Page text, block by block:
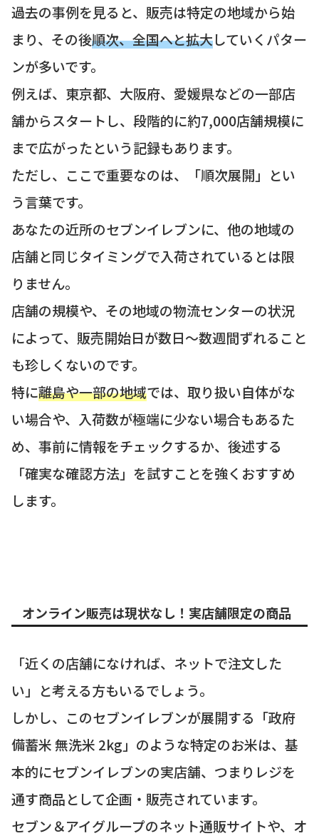
過去の事例を見ると、販売は特定の地域から始
まり、その後順次、全国へと拡大していくパター
ンが多いです。
例えば、東京都、大阪府、愛媛県などの一部店
舗からスタートし、段階的に約7,000店舗規模に
まで広がったという記録もあります。
ただし、ここで重要なのは、「順次展開」とい
う言葉です。
あなたの近所のセブンイレブンに、他の地域の
店舗と同じタイミングで入荷されているとは限
りません。
店舗の規模や、その地域の物流センターの状況
によって、販売開始日が数日～数週間ずれること
も珍しくないのです。
特に離島や一部の地域では、取り扱い自体がな
い場合や、入荷数が極端に少ない場合もあるた
め、事前に情報をチェックするか、後述する
「確実な確認方法」を試すことを強くおすすめ
します。
オンライン販売は現状なし！実店舗限定の商品
「近くの店舗になければ、ネットで注文した
い」と考える方もいるでしょう。
しかし、このセブンイレブンが展開する「政府
備蓄米 無洗米 2kg」のような特定のお米は、基
本的にセブンイレブンの実店舗、つまりレジを
通す商品として企画・販売されています。
セブン＆アイグループのネット通販サイトや、オ